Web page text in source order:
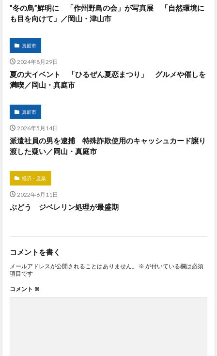
”冬の鳥”鮮明に 「作州野鳥の会」が写真展 「自然環境に
も目を向けて」／岡山・津山市
真庭市
2024年8月29日
夏の大イベント 「ひるぜん夏恋まつり」 グルメや催しを
満喫／岡山・真庭市
真庭市
2026年5月14日
派遣社員の男を逮捕 特殊詐欺使用のキャッシュカード譲り
渡した疑い／岡山・真庭市
経済・産業
2022年6月11日
ぶどう ジベレリン処理が最盛期
コメントを書く
メールアドレスが公開されることはありません。 ※ が付いている欄は必須
項目です
コメント ※